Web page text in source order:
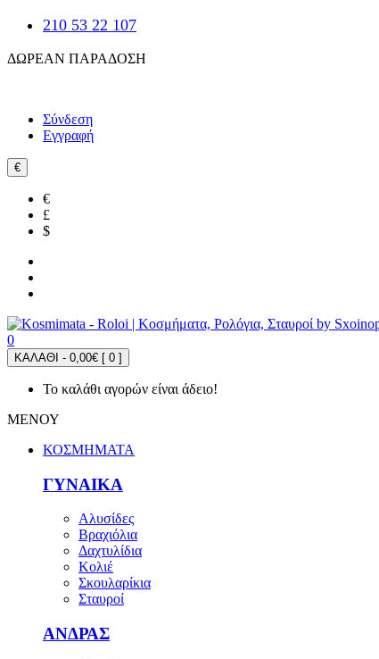
210 53 22 107
ΔΩΡΕΑΝ ΠΑΡΑΔΟΣΗ
Σύνδεση
Εγγραφή
€
€
£
$
0
ΚΑΛΑΘΙ - 0,00€ [ 0 ]
Το καλάθι αγορών είναι άδειο!
ΜΕΝΟΥ
ΚΟΣΜΗΜΑΤΑ
ΓΥΝΑΙΚΑ
Αλυσίδες
Βραχιόλια
Δαχτυλίδια
Κολιέ
Σκουλαρίκια
Σταυροί
ΑΝΔΡΑΣ